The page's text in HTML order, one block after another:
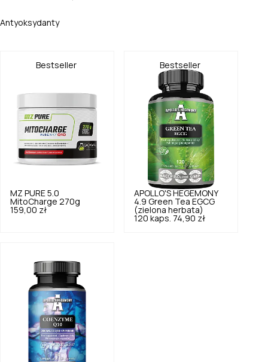
Antyoksydanty
Bestseller
MZ PURE 5.0
MitoCharge 270g
159,00 zł
Bestseller
APOLLO'S HEGEMONY
4.9 Green Tea EGCG
(zielona herbata)
120 kaps. 74,90 zł